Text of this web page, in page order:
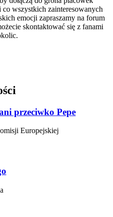
wszystkich zainteresowanych
emocji zapraszamy na forum
skontaktować się z fanami
przeciwko Pepe
Europejskiej